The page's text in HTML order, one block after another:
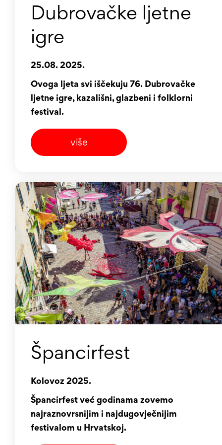
Dubrovačke ljetne
igre
25.08. 2025.
Ovoga ljeta svi iščekuju 76. Dubrovačke
ljetne igre, kazališni, glazbeni i folklorni
festival.
više
Špancirfest
Kolovoz 2025.
Špancirfest već godinama zovemo
najraznovrsnijim i najdugovječnijim
festivalom u Hrvatskoj.